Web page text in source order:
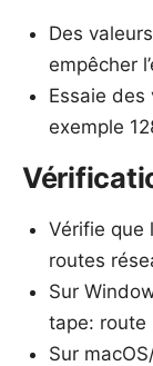
Des
empêcher
Essaie
exemple
Vérifie que
routes
Sur
tape: route
Sur